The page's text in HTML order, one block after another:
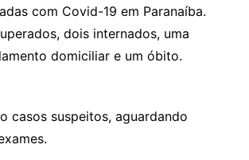
com Covid-19 em Paranaíba.
dois internados, uma
domiciliar e um óbito.
casos suspeitos, aguardando